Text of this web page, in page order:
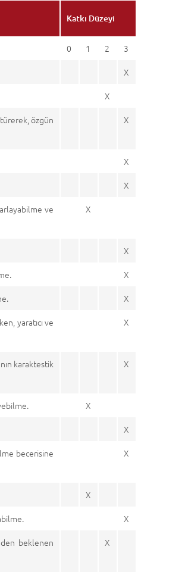
Katkı Düzeyi
0 1 2
3
X
X
özgün
X
X
X
ve
X
X
X
X
yaratıcı ve
X
karaktestik
X
X
X
becerisine
X
X
X
beklenen
X